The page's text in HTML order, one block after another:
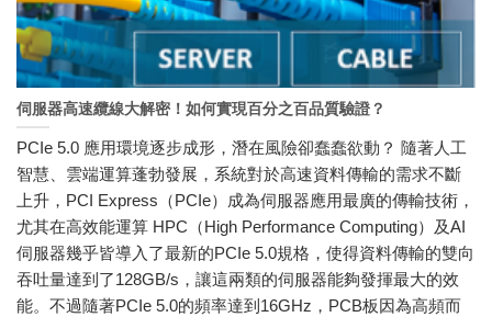
伺服器高速纜線大解密！如何實現百分之百品質驗證？
PCIe 5.0 應用環境逐步成形，潛在風險卻蠢蠢欲動？ 隨著人工
智慧、雲端運算蓬勃發展，系統對於高速資料傳輸的需求不斷
上升，PCI Express（PCIe）成為伺服器應用最廣的傳輸技術，
尤其在高效能運算 HPC（High Performance Computing）及AI
伺服器幾乎皆導入了最新的PCIe 5.0規格，使得資料傳輸的雙向
吞吐量達到了128GB/s，讓這兩類的伺服器能夠發揮最大的效
能。不過隨著PCIe 5.0的頻率達到16GHz，PCB板因為高頻而